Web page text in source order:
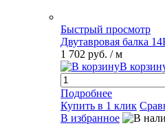
Быстрый просмотр
Двутавровая балка
1 702 руб. / м
В
Подробнее
Купить в 1 клик
В избранное